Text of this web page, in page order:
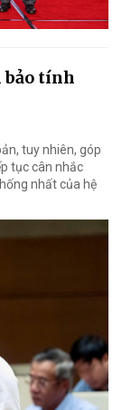
bảo tính
tuy nhiên, góp
tục cân nhắc
nhất của hệ